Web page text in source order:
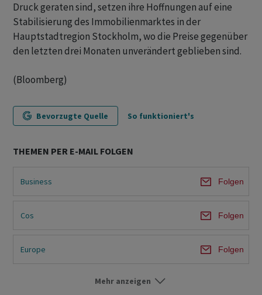
Druck geraten sind, setzen ihre Hoffnungen auf eine
Stabilisierung des Immobilienmarktes in der
Hauptstadtregion Stockholm, wo die Preise gegenüber
den letzten drei Monaten unverändert geblieben sind.
(Bloomberg)
Bevorzugte Quelle So funktioniert's
THEMEN PER E-MAIL FOLGEN
Business Folgen
Cos Folgen
Europe Folgen
Mehr anzeigen